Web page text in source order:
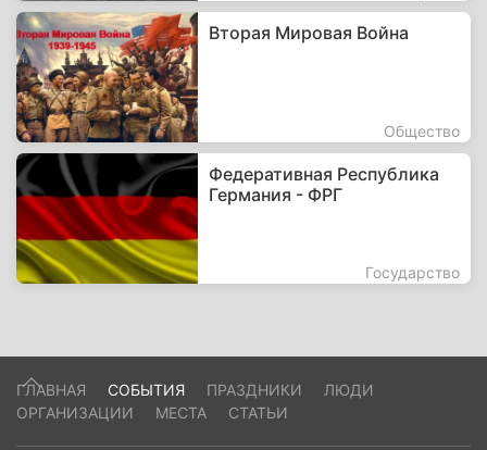
Вторая Мировая Война
Общество
Федеративная Республика
Германия - ФРГ
Государство
ГЛАВНАЯ СОБЫТИЯ ПРАЗДНИКИ
ЛЮДИ
ОРГАНИЗАЦИИ
МЕСТА СТАТЬИ